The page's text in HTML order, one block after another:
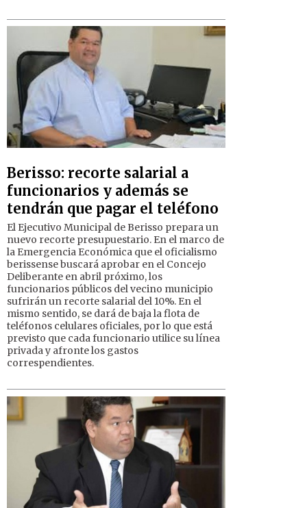
Berisso: recorte salarial a
funcionarios y además se
tendrán que pagar el teléfono
El Ejecutivo Municipal de Berisso prepara un
nuevo recorte presupuestario. En el marco de
la Emergencia Económica que el oficialismo
berissense buscará aprobar en el Concejo
Deliberante en abril próximo, los
funcionarios públicos del vecino municipio
sufrirán un recorte salarial del 10%. En el
mismo sentido, se dará de baja la flota de
teléfonos celulares oficiales, por lo que está
previsto que cada funcionario utilice su línea
privada y afronte los gastos
correspendientes.